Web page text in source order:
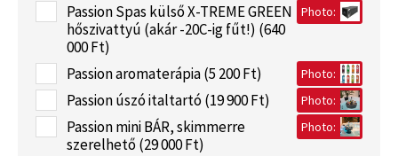
Passion Spas külső X-TREME GREEN
hőszivattyú (akár -20C-ig fűt!) (640
000 Ft)
Photo:
Passion aromaterápia (5 200 Ft) Photo:
Passion úszó italtartó (19 900 Ft) Photo:
Passion mini BÁR, skimmerre
szerelhető (29 000 Ft)
Photo: